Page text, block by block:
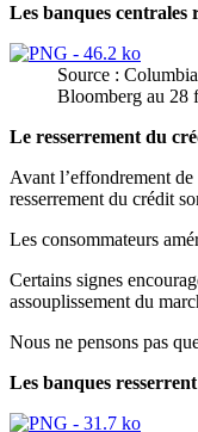
Les banques centrales
Source :
Bloomberg au 28
Le resserrement du
Avant l’effondrement
resserrement du crédit
Les consommateurs
Certains signes
assouplissement du
Nous ne pensons pas
Les banques